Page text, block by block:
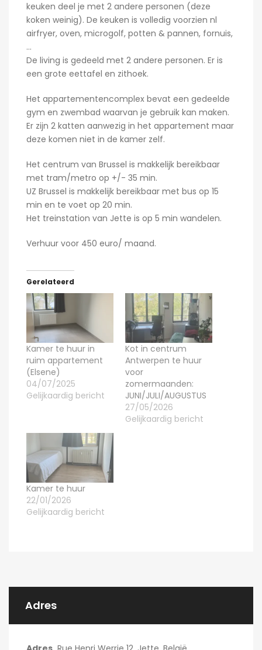
keuken deel je met 2 andere personen (deze
koken weinig). De keuken is volledig voorzien nl
airfryer, oven, microgolf, potten & pannen, fornuis,
…
De living is gedeeld met 2 andere personen. Er is
een grote eettafel en zithoek.
Het appartementencomplex bevat een gedeelde
gym en zwembad waarvan je gebruik kan maken.
Er zijn 2 katten aanwezig in het appartement maar
deze komen niet in de kamer zelf.
Het centrum van Brussel is makkelijk bereikbaar
met tram/metro op +/- 35 min.
UZ Brussel is makkelijk bereikbaar met bus op 15
min en te voet op 20 min.
Het treinstation van Jette is op 5 min wandelen.
Verhuur voor 450 euro/ maand.
Gerelateerd
Kamer te huur in
ruim appartement
(Elsene)
04/07/2025
Gelijkaardig bericht
Kot in centrum
Antwerpen te huur
voor
zomermaanden:
JUNI/JULI/AUGUSTUS
27/05/2026
Gelijkaardig bericht
Kamer te huur
22/01/2026
Gelijkaardig bericht
Adres